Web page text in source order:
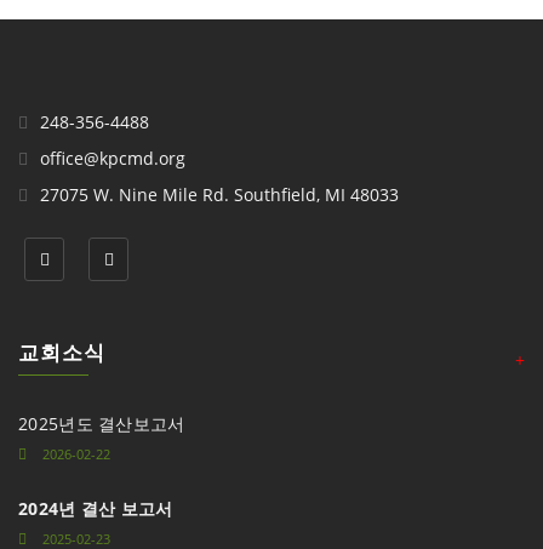
248-356-4488
office@kpcmd.org
27075 W. Nine Mile Rd. Southfield, MI 48033
교회소식 +
2025년도 결산보고서
2026-02-22
2024년 결산 보고서
2025-02-23